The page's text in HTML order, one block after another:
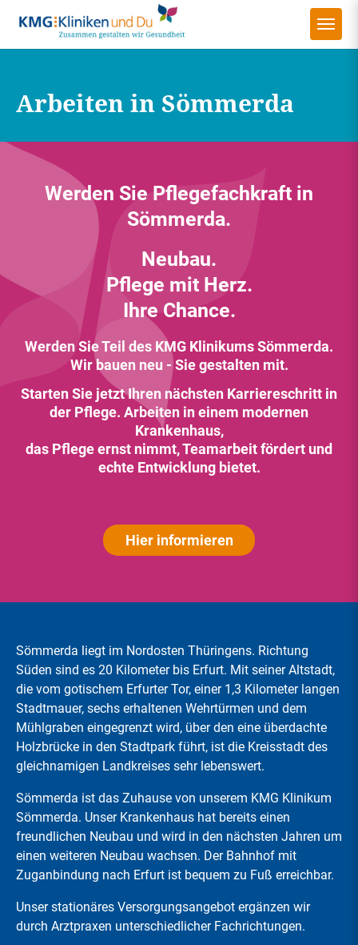
Arbeiten in Sömmerda
Werden Sie Pflegefachkraft in
Sömmerda.
Neubau.
Pflege mit Herz.
Ihre Chance.
Werden Sie Teil des KMG Klinikums Sömmerda.
Wir bauen neu - Sie gestalten mit.
Starten Sie jetzt Ihren nächsten Karriereschritt in
der Pflege. Arbeiten in einem modernen
Krankenhaus,
das Pflege ernst nimmt, Teamarbeit fördert und
echte Entwicklung bietet.
Hier informieren
Sömmerda liegt im Nordosten Thüringens. Richtung
Süden sind es 20 Kilometer bis Erfurt. Mit seiner Altstadt,
die vom gotischem Erfurter Tor, einer 1,3 Kilometer langen
Stadtmauer, sechs erhaltenen Wehrtürmen und dem
Mühlgraben eingegrenzt wird, über den eine überdachte
Holzbrücke in den Stadtpark führt, ist die Kreisstadt des
gleichnamigen Landkreises sehr lebenswert.
Sömmerda ist das Zuhause von unserem KMG Klinikum
Sömmerda. Unser Krankenhaus hat bereits einen
freundlichen Neubau und wird in den nächsten Jahren um
einen weiteren Neubau wachsen. Der Bahnhof mit
Zuganbindung nach Erfurt ist bequem zu Fuß erreichbar.
Unser stationäres Versorgungsangebot ergänzen wir
durch Arztpraxen unterschiedlicher Fachrichtungen.